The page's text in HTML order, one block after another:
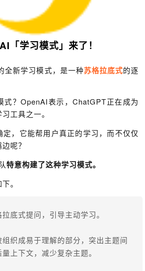
「学习模式」来了！
全新学习模式，是一种苏格拉底式的逐
式？OpenAI表示，ChatGPT正在成为
工具之一。
，它能帮用户真正的学习，而不仅仅
呢？
特意构建了这种学习模式。
。
底式提问，引导主动学习。
织成易于理解的部分，突出主题间
上下文，减少复杂主题。